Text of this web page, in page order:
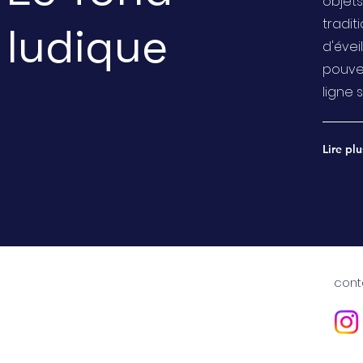
ludique
ligne
Lire